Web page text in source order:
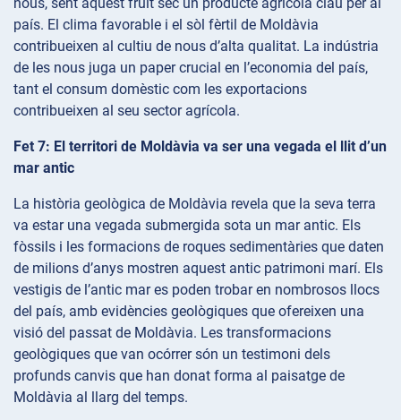
país. El clima favorable i el sòl fèrtil de Moldàvia
contribueixen al cultiu de nous d’alta qualitat. La indústria
de les nous juga un paper crucial en l’economia del país,
tant el consum domèstic com les exportacions
contribueixen al seu sector agrícola.
Fet 7: El territori de Moldàvia va ser una vegada el llit d’un
mar antic
La història geològica de Moldàvia revela que la seva terra
va estar una vegada submergida sota un mar antic. Els
fòssils i les formacions de roques sedimentàries que daten
de milions d’anys mostren aquest antic patrimoni marí. Els
vestigis de l’antic mar es poden trobar en nombrosos llocs
del país, amb evidències geològiques que ofereixen una
visió del passat de Moldàvia. Les transformacions
geològiques que van ocórrer són un testimoni dels
profunds canvis que han donat forma al paisatge de
Moldàvia al llarg del temps.